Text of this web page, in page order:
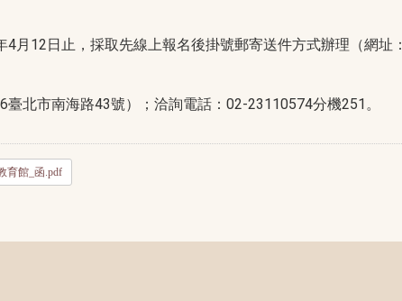
月12日止，採取先線上報名後掛號郵寄送件方式辦理（網址：
北市南海路43號）；洽詢電話：02-23110574分機251。
育館_函.pdf